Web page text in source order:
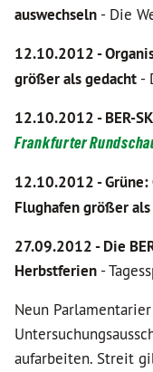
auswechseln - Die
12.10.2012 -
größer als gedacht -
12.10.2012 - BER-
Frankfurter
12.10.2012 - Grüne:
Flughafen größer
27.09.2012 - Die
Herbstferien -
Neun
aufarbeiten. Streit